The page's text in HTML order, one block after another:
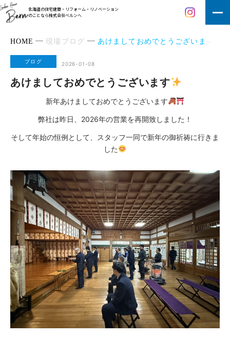
北海道の住宅建築・リフォーム・リノベーション
のことなら株式会社ベルンへ
HOME 現場ブログ あけましておめでとうございます
ブログ 2026-01-08
あけましておめでとうございます
新年あけましておめでとうございます
弊社は昨日、2026年の営業を再開致しました！
そして年始の恒例として、スタッフ一同で新年の御祈祷に行きま
した